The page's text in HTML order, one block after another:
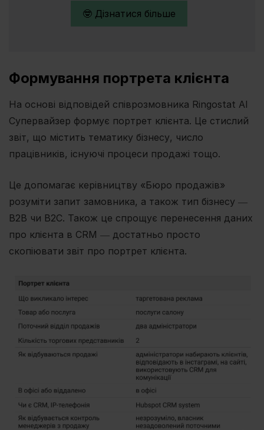
🤓 Дізнатися більше
Формування портрета клієнта
На основі відповідей співрозмовника Ringostat AI
Супервайзер формує портрет клієнта. Це стислий
звіт, що містить тематику бізнесу, число
працівників, існуючі процеси продажі тощо.
Це допомагає керівництву «Бюро продажів»
розуміти запит замовника, а також тип бізнесу ―
B2B чи B2C. Також це спрощує перенесення даних
про клієнта в CRM ― достатньо просто
скопіювати звіт про портрет клієнта.